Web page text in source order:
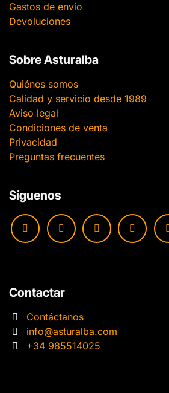
Gastos de envío
Devoluciones
Sobre Asturalba
Quiénes somos
Calidad y servicio desde 1989
Aviso legal
Condiciones de venta
Privacidad
Preguntas frecuentes
Síguenos
Contactar
Contáctanos
info@asturalba.com
+34 985514025